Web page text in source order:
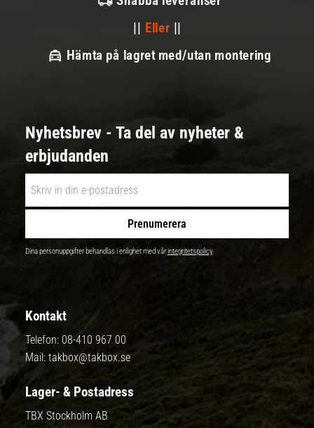
|| Eller ||
Hämta på lagret med/utan montering
Nyhetsbrev - Ta del av nyheter &
erbjudanden
Prenumerera
Dina personuppgifter behandlas i enlighet med vårintegritetspolicy.
Kontakt
Telefon: 08-410 967 00
Mail: takbox@takbox.se
Lager- & Postadress
TBX Stockholm AB